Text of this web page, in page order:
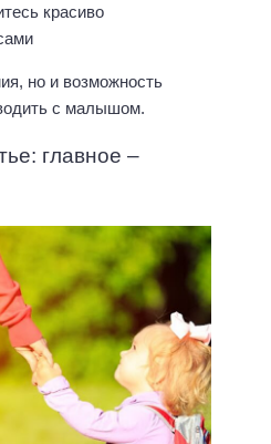
красиво
но и возможность
с малышом.
главное –